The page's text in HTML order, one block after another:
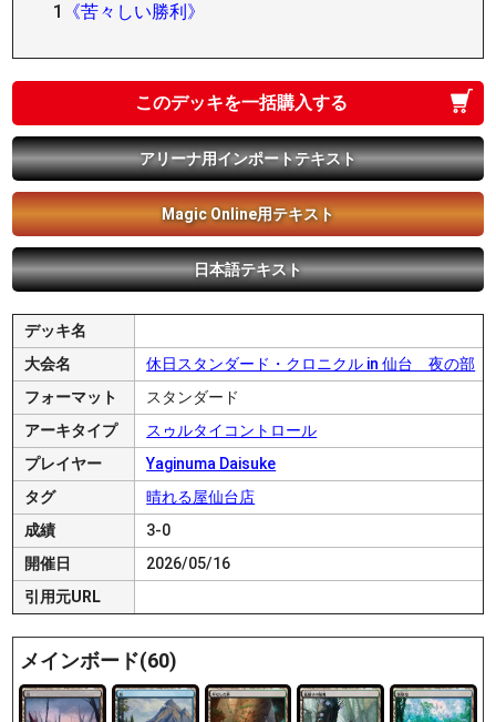
1
《苦々しい勝利》
このデッキを一括購入する
アリーナ用インポートテキスト
Magic Online用テキスト
日本語テキスト
デッキ名
大会名
休日スタンダード・クロニクル in 仙台 夜の部
フォーマット
スタンダード
アーキタイプ
スゥルタイコントロール
プレイヤー
Yaginuma Daisuke
タグ
晴れる屋仙台店
成績
3-0
開催日
2026/05/16
引用元URL
メインボード(60)